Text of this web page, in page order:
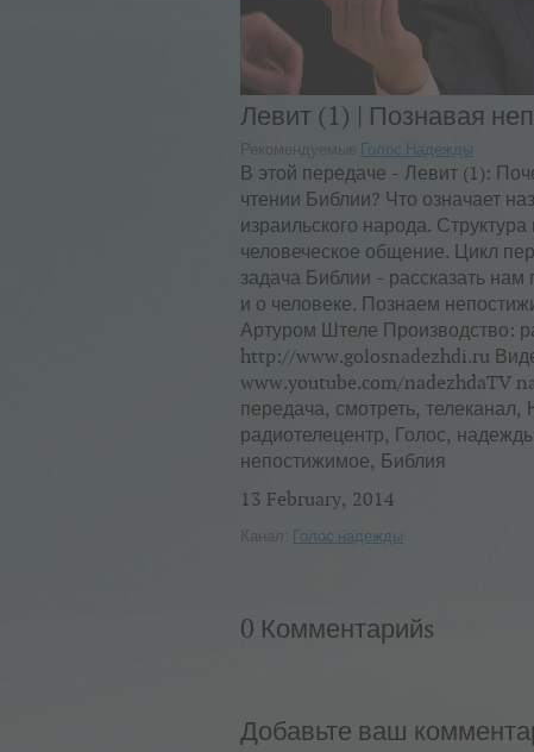
Левит (1) | Познавая
Рекомендуемые Голос Надежды
В этой передаче - Левит (1):
чтении Библии? Что означает
израильского народа.
человеческое общение. Цикл
задача Библии - рассказать
и о человеке. Познаем
Артуром Штеле Производство:
http://www.golosnadezhdi.ru
www.youtube.com/nadezhdaTV
передача, смотреть,
радиотелецентр, Голос,
непостижимое, Библия
13 February, 2014
Канал: Голос надежды
0 Комментарийs
Добавьте ваш